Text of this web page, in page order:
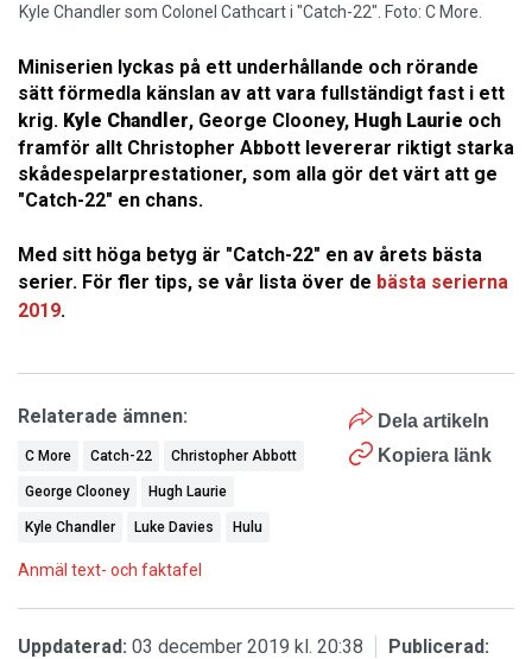
Kyle Chandler som Colonel Cathcart i "Catch-22". Foto: C More.
Miniserien lyckas på ett underhållande och rörande
sätt förmedla känslan av att vara fullständigt fast i ett
krig. Kyle Chandler, George Clooney, Hugh Laurie och
framför allt Christopher Abbott levererar riktigt starka
skådespelarprestationer, som alla gör det värt att ge
"Catch-22" en chans.
Med sitt höga betyg är "Catch-22" en av årets bästa
serier. För fler tips, se vår lista över de bästa serierna
2019.
Dela artikeln
Kopiera länk
Relaterade ämnen:
C More Catch-22 Christopher Abbott
George Clooney Hugh Laurie
Kyle Chandler Luke Davies Hulu
Anmäl text- och faktafel
Uppdaterad: 03 december 2019 kl. 20:38
Publicerad: